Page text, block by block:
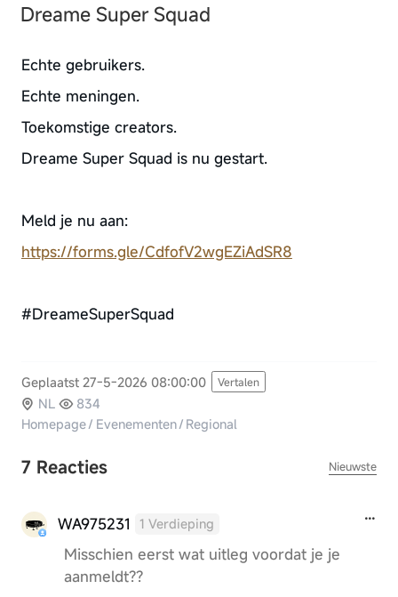
Dreame Super Squad
Echte gebruikers.
Echte meningen.
Toekomstige creators.
Dreame Super Squad is nu gestart.
Meld je nu aan:
https://forms.gle/CdfofV2wgEZiAdSR8
#DreameSuperSquad
Geplaatst 27-5-2026 08:00:00 Vertalen
NL
834
Homepage/ Evenementen/ Regional
7 Reacties Nieuwste
WA975231 1 Verdieping
Misschien eerst wat uitleg voordat je je
aanmeldt??